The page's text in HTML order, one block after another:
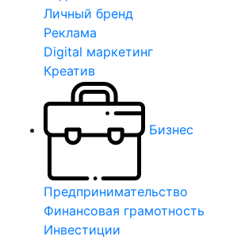
Личный бренд
Реклама
Digital маркетинг
Креатив
Бизнес
Предпринимательство
Финансовая грамотность
Инвестиции